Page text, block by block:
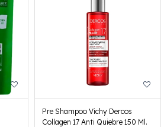
Pre Shampoo Vichy Dercos
Collagen 17 Anti Quiebre 150 Ml.